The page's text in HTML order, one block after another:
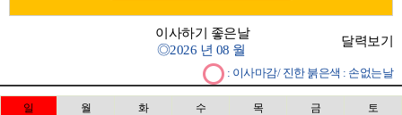
이사하기 좋은날
◎2026 년 08 월
달력보기
: 이사마감/ 진한 붉은색 : 손없는날
일 월 화 수 목 금
토